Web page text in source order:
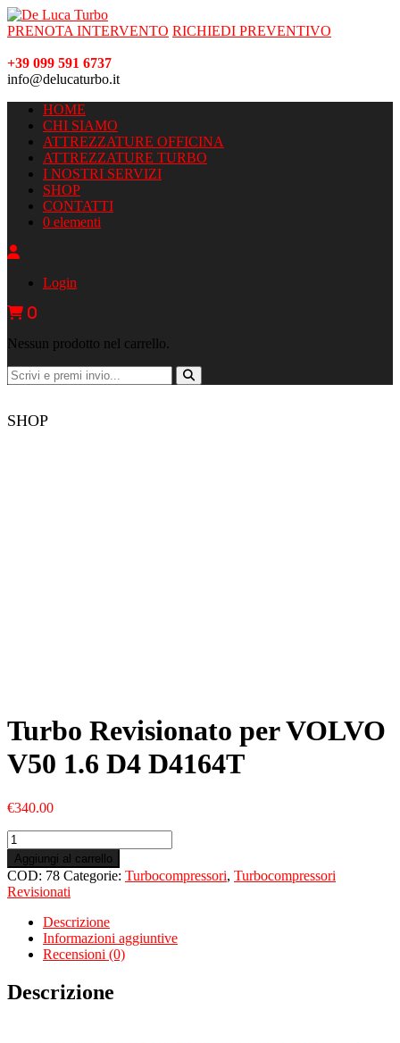
PRENOTA INTERVENTO RICHIEDI PREVENTIVO
+39 099 591 6737
info@delucaturbo.it
HOME
CHI SIAMO
ATTREZZATURE OFFICINA
ATTREZZATURE TURBO
I NOSTRI SERVIZI
SHOP
CONTATTI
0 elementi
Login
0
Nessun prodotto nel carrello.
SHOP
Turbo Revisionato per VOLVO
V50 1.6 D4 D4164T
€340.00
Turbo
Revisionato
per
VOLVO
V50
D4164T
quantità
Aggiungi al carrello
COD: 78 Categorie: Turbocompressori, Turbocompressori
Revisionati
Descrizione
Informazioni aggiuntive
Recensioni (0)
Descrizione